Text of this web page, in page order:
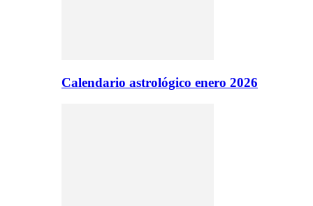
Calendario astrológico enero 2026